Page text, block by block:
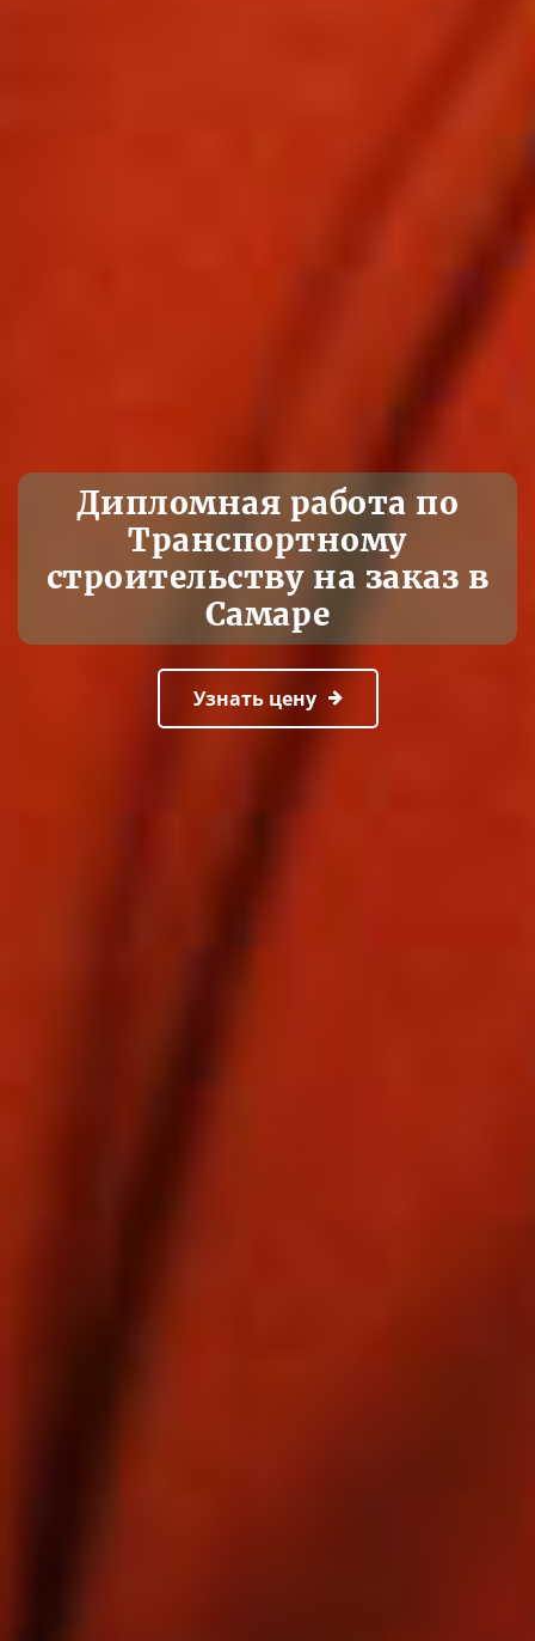
Дипломная работа по
Транспортному
строительству на заказ в
Самаре
Узнать цену